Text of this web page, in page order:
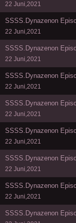
22 Juni,2021
SSSS.Dynazenon
22 Juni,2021
SSSS.Dynazenon
22 Juni,2021
SSSS.Dynazenon
22 Juni,2021
SSSS.Dynazenon
22 Juni,2021
SSSS.Dynazenon
22 Juni,2021
SSSS.Dynazenon
22 Juni,2021
SSSS.Dynazenon
22 Juni,2021
SSSS.Dynazenon